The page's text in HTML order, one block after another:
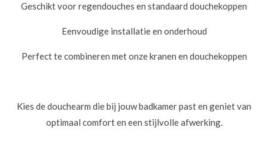
Geschikt voor regendouches en standaard douchekoppen
Eenvoudige installatie en onderhoud
Perfect te combineren met onze kranen en douchekoppen
Kies de douchearm die bij jouw badkamer past en geniet van
optimaal comfort en een stijlvolle afwerking.